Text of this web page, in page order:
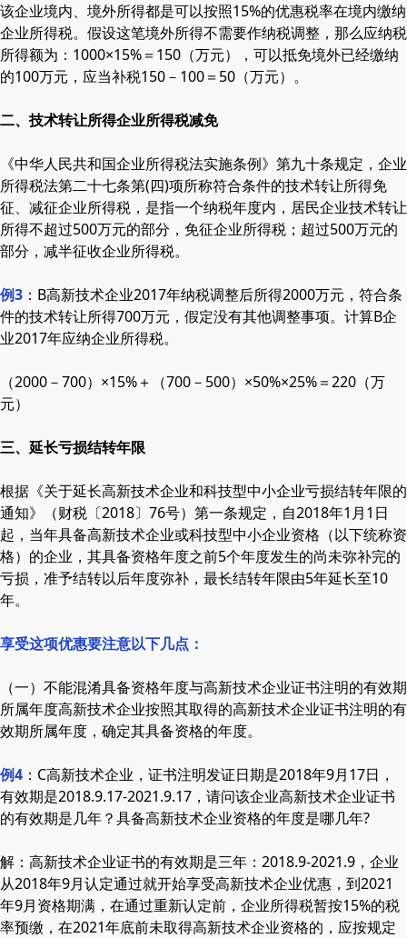
该企业境内、境外所得都是可以按照15%的优惠税率在境内缴纳
企业所得税。假设这笔境外所得不需要作纳税调整，那么应纳税
所得额为：1000×15%＝150（万元），可以抵免境外已经缴纳
的100万元，应当补税150－100＝50（万元）。
二、技术转让所得企业所得税减免
《中华人民共和国企业所得税法实施条例》第九十条规定，企业
所得税法第二十七条第(四)项所称符合条件的技术转让所得免
征、减征企业所得税，是指一个纳税年度内，居民企业技术转让
所得不超过500万元的部分，免征企业所得税；超过500万元的
部分，减半征收企业所得税。
例3 ：B高新技术企业2017年纳税调整后所得2000万元，符合条
件的技术转让所得700万元，假定没有其他调整事项。计算B企
业2017年应纳企业所得税。
（2000－700）×15%＋（700－500）×50%×25%＝220（万
元）
三、延长亏损结转年限
根据《关于延长高新技术企业和科技型中小企业亏损结转年限的
通知》（财税〔2018〕76号）第一条规定，自2018年1月1日
起，当年具备高新技术企业或科技型中小企业资格（以下统称资
格）的企业，其具备资格年度之前5个年度发生的尚未弥补完的
亏损，准予结转以后年度弥补，最长结转年限由5年延长至10
年。
享受这项优惠要注意以下几点：
（一）不能混淆具备资格年度与高新技术企业证书注明的有效期
所属年度高新技术企业按照其取得的高新技术企业证书注明的有
效期所属年度，确定其具备资格的年度。
例4 ：C高新技术企业，证书注明发证日期是2018年9月17日，
有效期是2018.9.17-2021.9.17，请问该企业高新技术企业证书
的有效期是几年？具备高新技术企业资格的年度是哪几年?
解：高新技术企业证书的有效期是三年：2018.9-2021.9，企业
从2018年9月认定通过就开始享受高新技术企业优惠，到2021
年9月资格期满，在通过重新认定前，企业所得税暂按15%的税
率预缴，在2021年底前未取得高新技术企业资格的，应按规定